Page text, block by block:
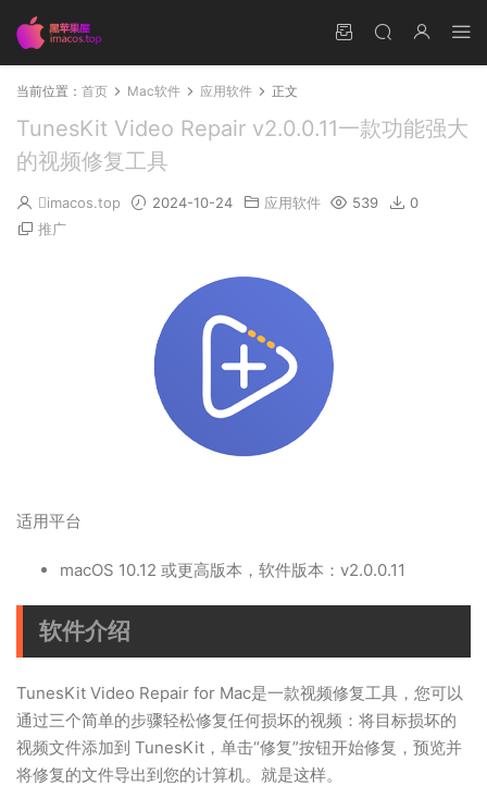
当前位置： 首页 Mac软件 应用软件 正文
TunesKit Video Repair v2.0.0.11一款功能强大
的视频修复工具
imacos.top 2024-10-24 应用软件 539
0
推广
适用平台
macOS 10.12 或更高版本，软件版本：v2.0.0.11
软件介绍
TunesKit Video Repair for Mac是一款视频修复工具，您可以
通过三个简单的步骤轻松修复任何损坏的视频：将目标损坏的
视频文件添加到 TunesKit，单击“修复”按钮开始修复，预览并
将修复的文件导出到您的计算机。就是这样。